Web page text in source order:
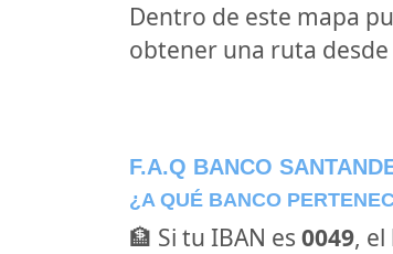
Dentro de este mapa
obtener una ruta
F.A.Q BANCO
¿A QUÉ BANCO
🏦 Si tu IBAN es 0049,